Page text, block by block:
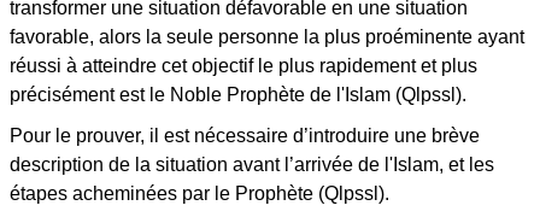
transformer une situation défavorable en une situation
favorable, alors la seule personne la plus proéminente ayant
réussi à atteindre cet objectif le plus rapidement et plus
précisément est le Noble Prophète de l'Islam (Qlpssl).
Pour le prouver, il est nécessaire d’introduire une brève
description de la situation avant l’arrivée de l'Islam, et les
étapes acheminées par le Prophète (Qlpssl).